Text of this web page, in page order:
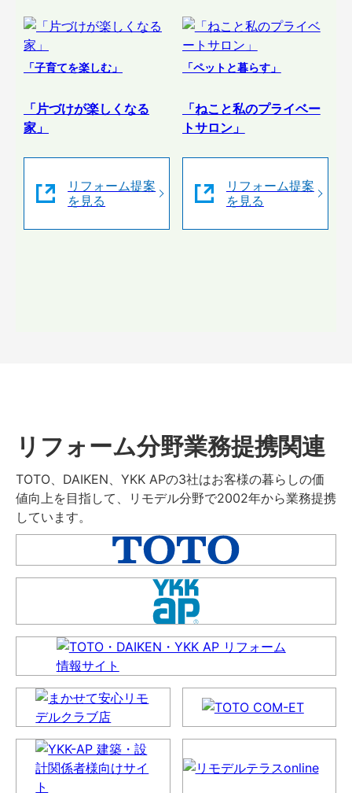
「子育てを楽しむ」
「片づけが楽しくなる
家」
リフォーム提案
を見る
「ペットと暮らす」
「ねこと私のプライベー
トサロン」
リフォーム提案
を見る
リフォーム分野業務提携関連
TOTO、DAIKEN、YKK APの3社はお客様の暮らしの価
値向上を目指して、リモデル分野で2002年から業務提携
しています。